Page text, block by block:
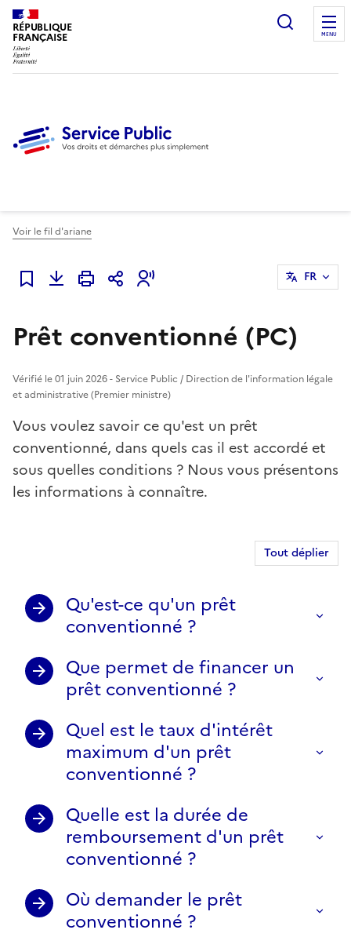
RÉPUBLIQUE
FRANÇAISE
Ouvrir
MENU
Voir le fil d'ariane
Ajouter à mes favoris
FR
Prêt conventionné (PC)
Vérifié le 01 juin 2026 - Service Public / Direction de l'information légale
et administrative (Premier ministre)
Vous voulez savoir ce qu'est un prêt
conventionné, dans quels cas il est accordé et
sous quelles conditions ? Nous vous présentons
les informations à connaître.
Tout déplier
Qu'est-ce qu'un prêt
conventionné ?
Que permet de financer un
prêt conventionné ?
Quel est le taux d'intérêt
maximum d'un prêt
conventionné ?
Quelle est la durée de
remboursement d'un prêt
conventionné ?
Où demander le prêt
conventionné ?